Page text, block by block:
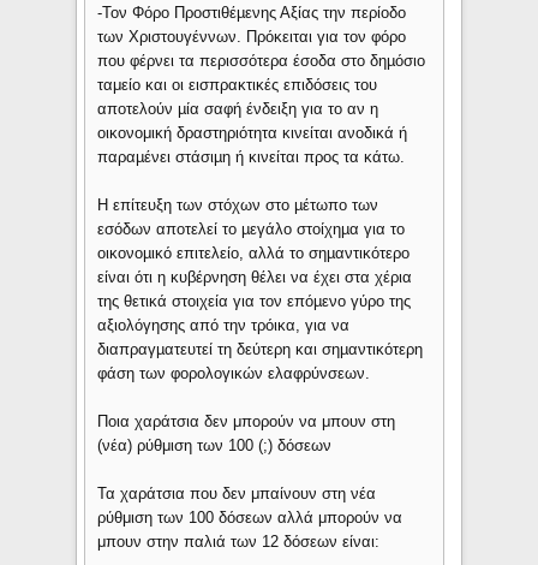
-Τον Φόρο Προστιθέµενης Αξίας την περίοδο
των Χριστουγέννων. Πρόκειται για τον φόρο
που φέρνει τα περισσότερα έσοδα στο δηµόσιο
ταμείο και οι εισπρακτικές επιδόσεις του
αποτελούν µία σαφή ένδειξη για το αν η
οικονομική δραστηριότητα κινείται ανοδικά ή
παραµένει στάσιµη ή κινείται προς τα κάτω.
Η επίτευξη των στόχων στο µέτωπο των
εσόδων αποτελεί το µεγάλο στοίχηµα για το
οικονοµικό επιτελείο, αλλά το σηµαντικότερο
είναι ότι η κυβέρνηση θέλει να έχει στα χέρια
της θετικά στοιχεία για τον επόµενο γύρο της
αξιολόγησης από την τρόικα, για να
διαπραγµατευτεί τη δεύτερη και σηµαντικότερη
φάση των φορολογικών ελαφρύνσεων.
Ποια χαράτσια δεν μπορούν να μπουν στη
(νέα) ρύθμιση των 100 (;) δόσεων
Τα χαράτσια που δεν μπαίνουν στη νέα
ρύθμιση των 100 δόσεων αλλά μπορούν να
μπουν στην παλιά των 12 δόσεων είναι: